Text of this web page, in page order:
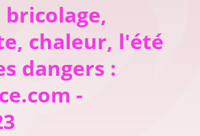
bricolage,
chaleur, l'été
dangers :
-